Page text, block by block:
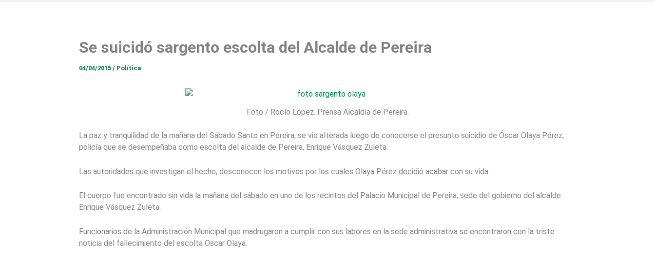
Se suicidó sargento escolta del Alcalde de Pereira
04/04/2015 / Política
Foto / Rocío López. Prensa Alcaldía de Pereira.
La paz y tranquilidad de la mañana del Sábado Santo en Pereira, se vio alterada luego de conocerse el presunto suicidio de Óscar Olaya Pérez,
policía que se desempeñaba como escolta del alcalde de Pereira, Enrique Vásquez Zuleta.
Las autoridades que investigan el hecho, desconocen los motivos por los cuales Olaya Pérez decidió acabar con su vida.
El cuerpo fue encontrado sin vida la mañana del sábado en uno de los recintos del Palacio Municipal de Pereira, sede del gobierno del alcalde
Enrique Vásquez Zuleta.
Funcionarios de la Administración Municipal que madrugaron a cumplir con sus labores en la sede administrativa se encontraron con la triste
noticia del fallecimiento del escolta Oscar Olaya.